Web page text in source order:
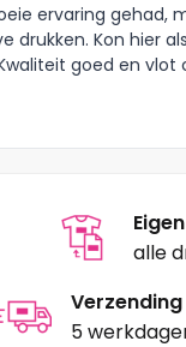
ervaring gehad,
drukken. Kon hier
goed en
alle
Verzending
5